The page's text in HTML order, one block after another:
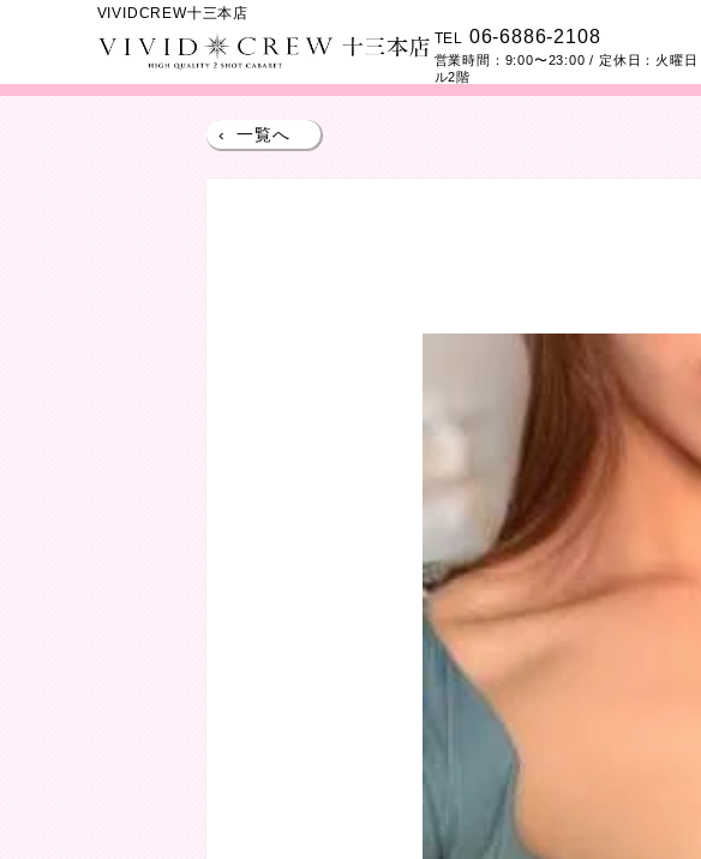
VIVIDCREW十三本店
TEL 06-6886-2108
営業時間： 9:00〜23:00 / 定休日：火曜日
ル2階
‹ 一覧へ